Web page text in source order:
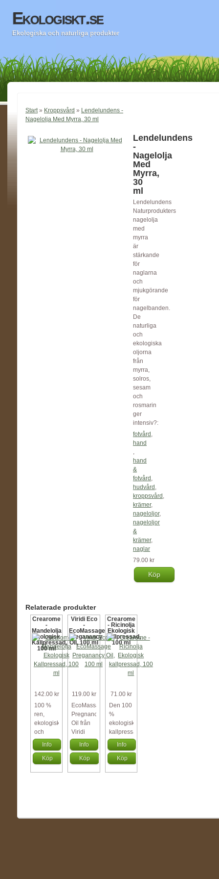
Ekologiskt.se
Ekologiska och naturliga produkter
Start» Kroppsvård » Lendelundens -
Nagelolja Med Myrra, 30 ml
Lendelundens
-
Nagelolja
Med
Myrra,
30
ml
Lendelundens
Naturprodukters
nagelolja
med
myrra
är
stärkande
för
naglarna
och
mjukgörande
för
nagelbanden.
De
naturliga
och
ekologiska
oljorna
från
myrra,
solros,
sesam
och
rosmarin
ger
intensiv?:
fotvård ,
hand
,
hand
&
fotvård ,
hudvård ,
kroppsvård ,
krämer,
nageloljor,
nageloljor
&
krämer,
naglar
79.00 kr
Köp
Relaterade produkter
Crearome
-
Mandelolja
Ekologisk
Kallpressad,
100 ml
142.00 kr
100 %
ren,
ekologisk
och
kallpressad
mandelolja
från
Info
Köp
Viridi Eco
-
EcoMassage
Preganancy
Oil, 100 ml
119.00 kr
EcoMassage
Pregnancy
Oil från
Viridi
Eco är
en
massageolja
Info
Köp
Crearome
- Ricinolja
Ekologisk
kallpressad,
100 ml
71.00 kr
Den 100
%
ekologiska
kallpressade
ricinoljan
sägs
kunna
Info
Köp